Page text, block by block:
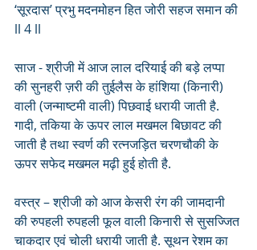
‘सूरदास’ प्रभु मदनमोहन हित जोरी सहज समान की
ll 4 ll
साज - श्रीजी में आज लाल दरियाई की बड़े लप्पा
की सुनहरी ज़री की तुईलैस के हांशिया (किनारी)
वाली (जन्माष्टमी वाली) पिछवाई धरायी जाती है.
गादी, तकिया के ऊपर लाल मखमल बिछावट की
जाती है तथा स्वर्ण की रत्नजड़ित चरणचौकी के
ऊपर सफेद मखमल मढ़ी हुई होती है.
वस्त्र – श्रीजी को आज केसरी रंग की जामदानी
की रुपहली रुपहली फूल वाली किनारी से सुसज्जित
चाकदार एवं चोली धरायी जाती है. सूथन रेशम का